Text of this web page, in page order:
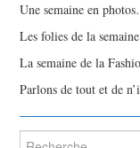
Une semaine en
Les folies de la
La semaine de la
Parlons de tout et de
Rechercher :